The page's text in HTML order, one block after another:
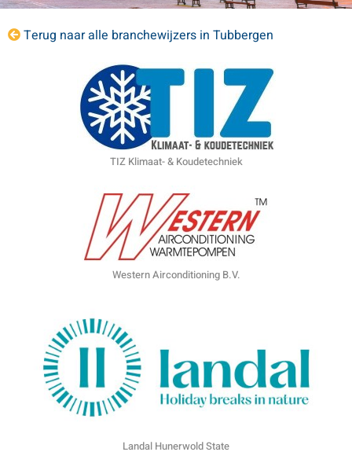
Terug naar alle branchewijzers in Tubbergen
TIZ Klimaat- & Koudetechniek
Western Airconditioning B.V.
Landal Hunerwold State